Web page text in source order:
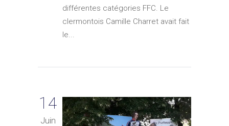
différentes catégories FFC. Le
clermontois Camille Charret avait fait
le...
14
Juin